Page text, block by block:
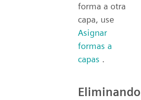
forma a otra
capa, use
Asignar
formas a
capas .
Eliminando